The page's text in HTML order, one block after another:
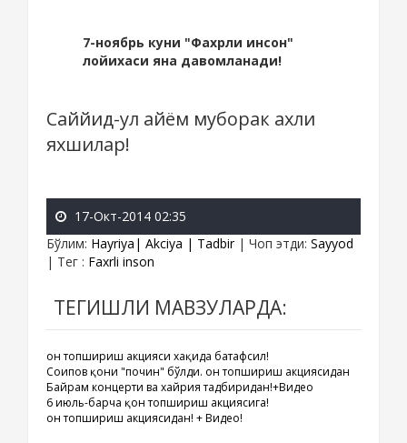
7-ноябрь куни "Фахрли инсон"
лойихаси яна давомланади!
Саййид-ул айём муборак ахли
яхшилар!
17-Окт-2014 02:35
Бўлим: Hayriya| Akciya | Tadbir| Чоп этди: Sayyod
| Тег : Faxrli inson
ТЕГИШЛИ МАВЗУЛАРДА:
Қон топшириш акцияси хақида батафсил!
Соипов қони "почин" бўлди. Қон топшириш акциясидан
Байрам концерти ва хайрия тадбиридан!+Видео
6 июль-барча қон топшириш акциясига!
Қон топшириш акциясидан! + Видео!